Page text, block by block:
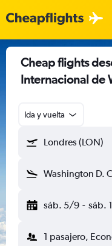
Cheap flights
Internacional de
Ida y vuelta
Londres (LON)
Washington D.
sáb. 5/9 - sáb.
1 pasajero,